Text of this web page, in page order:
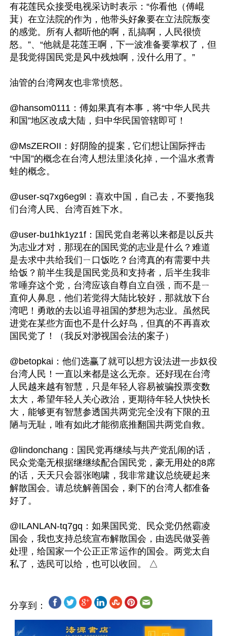
有花莲民众接受电视采访时表示：“你看他（傅崐
萁）在立法院的作为，他带头好象要在立法院叛变
的感觉。所有人都听他的啊，乱搞啊，人民很愤
怒。”、“他就是花莲王啊，下一波准备要掌权了，但
是我觉得国民党是风中残烛啊，没什么用了。”
油管的台湾网友也非常愤怒。
@hansom0111：傅如果真有本事，将“中华人民共
和国”地区改成大陆，归中华民国管辖即可！
@MsZEROII：好阴险的提案 , 它们想让国际抨击
“中国”的概念在台湾人想法里淡化掉 , 一个温水煮青
蛙的概念。
@user-sq7xg6eg9l：喜欢中国，自己去，不要拖我
们台湾人民、台湾百姓下水。
@user-bu1hk1yz1f：国民党自老蒋以来都是以反共
为志业才对，那现在的国民党的志业是什么？难道
是去求中共给我们ㄧ口饭吃？台湾真的有需要中共
给饭？前半生我是国民党员和支持者，后半生我非
常唾弃这个党，台湾应该自尊自立自强，而不是ㄧ
直仰人鼻息，他们若觉得大陆比较好，那就放下台
湾吧！勇敢的去以追寻祖国的梦想为志业。虽然民
进党在某些方面也不是什么好鸟，但真的不再喜欢
国民党了！（我反对渺视国会法的案子）
@betopkai：他们选赢了就可以想方设法进一步奴役
台湾人民！一直以来都是这么无奈。还好现在台湾
人民越来越有智慧，只是年轻人容易被骗投票变数
太大，希望年轻人关心政治，更期待年轻人快快长
大，能够更有智慧参透国共两党完全没有下限的丑
陋与无耻，唯有如此才能彻底推翻国共两党自救。
@lindonchang：国民党再继续与共产党乱闹的话，
民众党毫无根据继继续配合国民党，豪无用处的8席
的话，天天只会嚣张咆啸，我非常建议总统硬起来
解散国会。请总统解善国会，剩下的台湾人都准备
好了。
@ILANLAN-tq7gq：如果国民党、民众党仍然霸凌
国会，我也支持总统宣布解散国会，由选民做妥善
处理，给国家一个公正正常运作的国会。两党太自
分享到：